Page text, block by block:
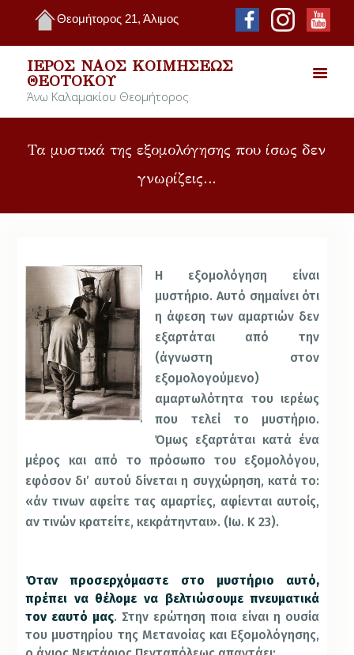
Θεομήτορος 21, Άλιμος
ΙΕΡΌΣ ΝΑΌΣ ΚΟΙΜΉΣΕΩΣ
ΘΕΟΤΌΚΟΥ
Άνω Καλαμακίου Θεομήτορος
Τα μυστικά της εξομολόγησης που ίσως δεν
γνωρίζεις…
Η εξομολόγηση είναι
μυστήριο. Αυτό σημαίνει ότι
η άφεση των αμαρτιών δεν
εξαρτάται από την
(άγνωστη στον
εξομολογούμενο)
αμαρτωλότητα του ιερέως
που τελεί το μυστήριο.
Όμως εξαρτάται κατά ένα
μέρος και από το πρόσωπο του εξομολόγου,
εφόσον δι’ αυτού δίνεται η συγχώρηση, κατά το:
«άν τινων αφείτε τας αμαρτίες, αφίενται αυτοίς,
αν τινών κρατείτε, κεκράτηνται». (Ιω. Κ 23).
Όταν προσερχόμαστε στο μυστήριο αυτό,
πρέπει να θέλομε να βελτιώσουμε πνευματικά
τον εαυτό μας. Στην ερώτηση ποια είναι η ουσία
του μυστηρίου της Μετανοίας και Εξομολόγησης,